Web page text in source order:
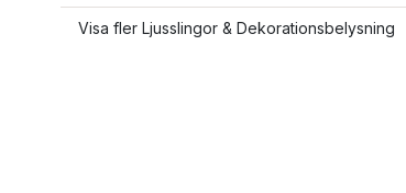
Visa fler Ljusslingor & Dekorationsbelysning